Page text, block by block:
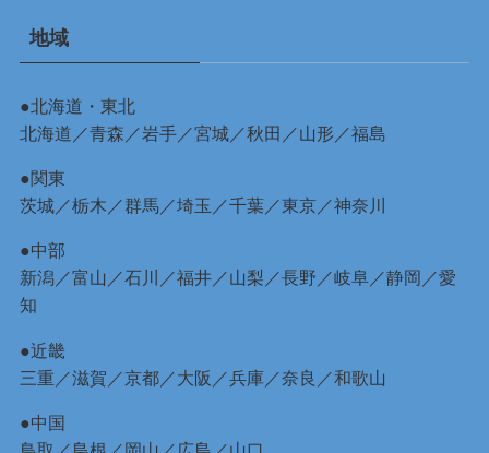
地域
●北海道・東北
北海道 ／青森 ／岩手／宮城／秋田 ／山形 ／福島
●関東
茨城／栃木 ／群馬／埼玉 ／千葉／東京／神奈川
●中部
新潟 ／富山 ／石川 ／福井／山梨 ／長野 ／岐阜／静岡 ／愛
知
●近畿
三重 ／滋賀 ／京都／大阪 ／兵庫／奈良 ／和歌山
●中国